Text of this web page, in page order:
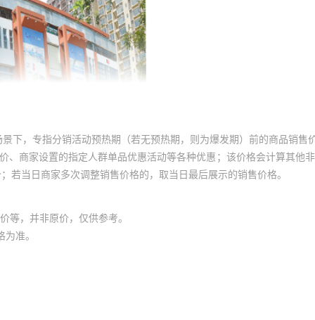
下，专指分销活动预热期（若无预热期，则为爆发期）前的商品销售
商家设置的指定人群单品优惠活动等各种优惠；该价格会计算其他
当日商家多次调整销售价格的，取当日最后展示的销售价格。
等，并非原价，仅供参考。
准。